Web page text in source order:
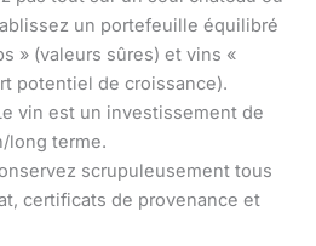
un portefeuille équilibré
» (valeurs sûres) et vins «
potentiel de croissance).
vin est un investissement de
long terme.
scrupuleusement tous
certificats de provenance et